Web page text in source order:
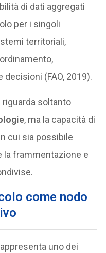
di dati aggregati
per i singoli
territoriali,
(FAO, 2019).
riguarda soltanto
, ma la capacità di
cui sia possibile
la frammentazione e
come nodo
uno dei